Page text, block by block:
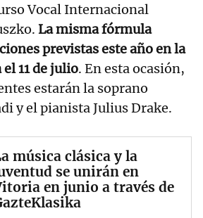
Vocal Internacional
La misma fórmula
previstas este año en la
11 de julio. En esta ocasión,
estarán la soprano
y el pianista Julius Drake.
música clásica y la
se unirán en
en junio a través de